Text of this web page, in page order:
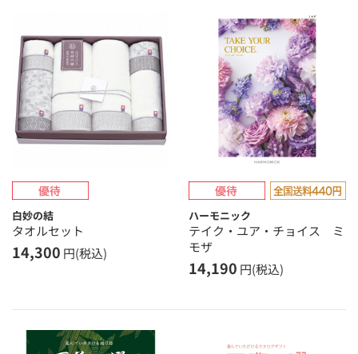
白妙の結
タオルセット
14,300 円(税込)
ハーモニック
テイク・ユア・チョイス ミ
モザ
14,190 円(税込)